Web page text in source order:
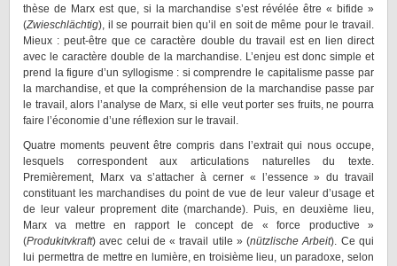
thèse de Marx est que, si la marchandise s’est révélée être « bifide »
(Zwieschlächtig), il se pourrait bien qu’il en soit de même pour le travail.
Mieux : peut-être que ce caractère double du travail est en lien direct
avec le caractère double de la marchandise. L’enjeu est donc simple et
prend la figure d’un syllogisme : si comprendre le capitalisme passe par
la marchandise, et que la compréhension de la marchandise passe par
le travail, alors l’analyse de Marx, si elle veut porter ses fruits, ne pourra
faire l’économie d’une réflexion sur le travail.
Quatre moments peuvent être compris dans l’extrait qui nous occupe,
lesquels correspondent aux articulations naturelles du texte.
Premièrement, Marx va s’attacher à cerner « l’essence » du travail
constituant les marchandises du point de vue de leur valeur d’usage et
de leur valeur proprement dite (marchande). Puis, en deuxième lieu,
Marx va mettre en rapport le concept de « force productive »
(Produkitvkraft) avec celui de « travail utile » (nützlische Arbeit). Ce qui
lui permettra de mettre en lumière, en troisième lieu, un paradoxe, selon